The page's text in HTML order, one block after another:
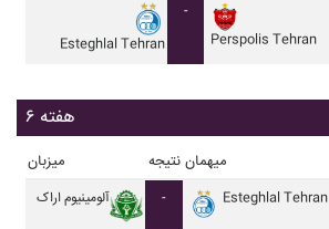
Esteghlal Tehran
-
Perspolis Tehran
هفته ۶
میزبان نتیجه میهمان
آلومينيوم اراک - Esteghlal Tehran